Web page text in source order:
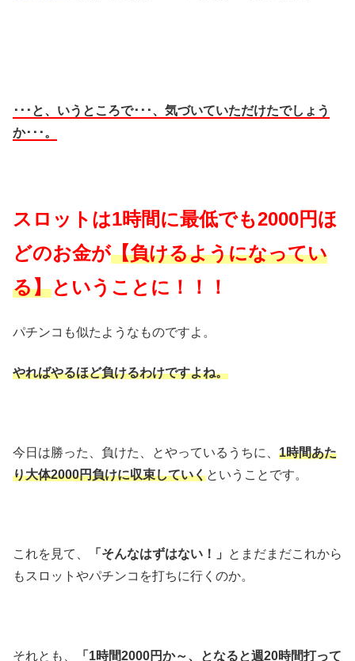
･･･と、いうところで･･･、気づいていただけたでしょう
か･･･。
スロットは1時間に最低でも2000円ほ
どのお金が【負けるようになってい
る】ということに！！！
パチンコも似たようなものですよ。
やればやるほど負けるわけですよね。
今日は勝った、負けた、とやっているうちに、 1時間あた
り大体2000円負けに収束していくということです。
これを見て、 「そんなはずはない！」
とまだまだこれから
もスロットやパチンコを打ちに行くのか。
それとも、 「1時間2000円か～、となると週20時間打って